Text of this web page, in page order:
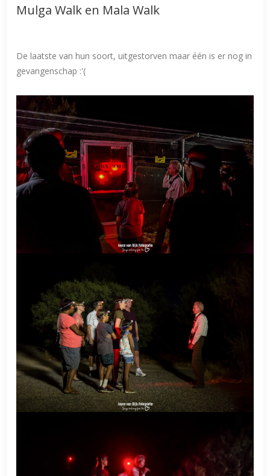
Mulga Walk en Mala Walk
De laatste van hun soort, uitgestorven maar één is er nog in
gevangenschap :'(